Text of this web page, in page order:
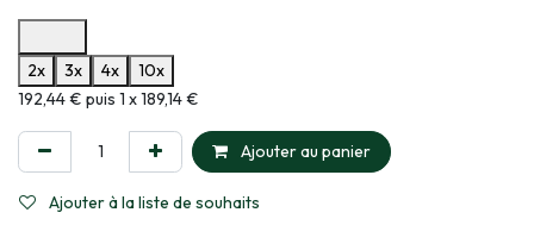
2x
3x 4x
10x
Informations sur le plan de paiement sélectionné
192,44 € puis 1 x 189,14 €
Ajouter au panier
Ajouter à la liste de souhaits